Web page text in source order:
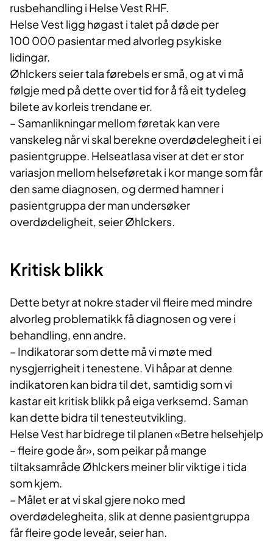
rusbehandling i Helse Vest RHF.
Helse Vest ligg høgast i talet på døde per
100 000 pasientar med alvorleg psykiske
lidingar.
Øhlckers seier tala førebels er små, og at vi må
følgje med på dette over tid for å få eit tydeleg
bilete av korleis trendane er.
– Samanlikningar mellom føretak kan vere
vanskeleg når vi skal berekne overdødelegheit i ei
pasientgruppe. Helseatlasa viser at det er stor
variasjon mellom helseføretak i kor mange som får
den same diagnosen, og dermed hamner i
pasientgruppa der man undersøker
overdødeligheit, seier Øhlckers.
Kritisk blikk
Dette betyr at nokre stader vil fleire med mindre
alvorleg problematikk få diagnosen og vere i
behandling, enn andre.
– Indikatorar som dette må vi møte med
nysgjerrigheit i tenestene. Vi håpar at denne
indikatoren kan bidra til det, samtidig som vi
kastar eit kritisk blikk på eiga verksemd. Saman
kan dette bidra til tenesteutvikling.
Helse Vest har bidrege til planen «Betre helsehjelp
– fleire gode år», som peikar på mange
tiltaksamråde Øhlckers meiner blir viktige i tida
som kjem.
– Målet er at vi skal gjere noko med
overdødelegheita, slik at denne pasientgruppa
får fleire gode leveår, seier han.